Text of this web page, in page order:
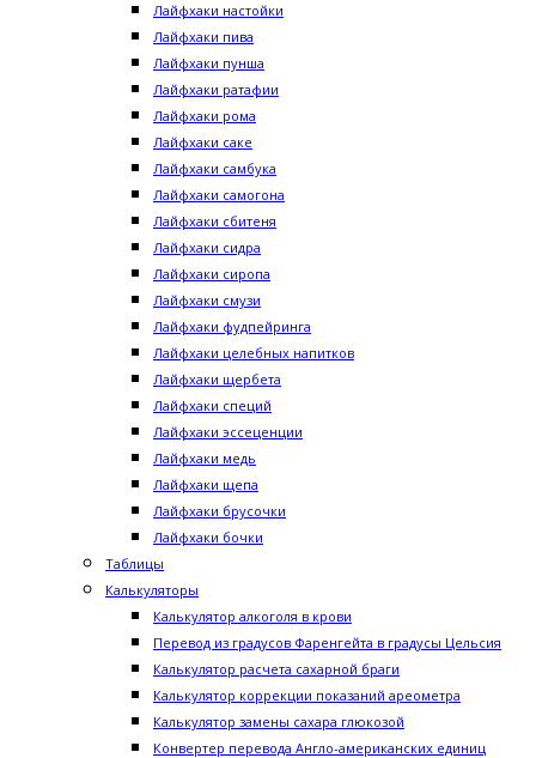
Лайфхаки настойки
Лайфхаки пива
Лайфхаки пунша
Лайфхаки ратафии
Лайфхаки рома
Лайфхаки саке
Лайфхаки самбука
Лайфхаки самогона
Лайфхаки сбитеня
Лайфхаки сидра
Лайфхаки сиропа
Лайфхаки смузи
Лайфхаки фудпейринга
Лайфхаки целебных напитков
Лайфхаки щербета
Лайфхаки специй
Лайфхаки эссеценции
Лайфхаки медь
Лайфхаки щепа
Лайфхаки брусочки
Лайфхаки бочки
Таблицы
Калькуляторы
Калькулятор алкоголя в крови
Перевод из градусов Фаренгейта в градусы Цельсия
Калькулятор расчета сахарной браги
Калькулятор коррекции показаний ареометра
Калькулятор замены сахара глюкозой
Конвертер перевода Англо-американских единиц